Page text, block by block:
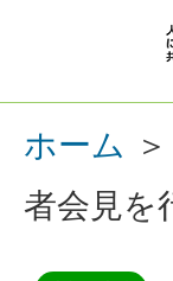
ホーム ＞
者会見を